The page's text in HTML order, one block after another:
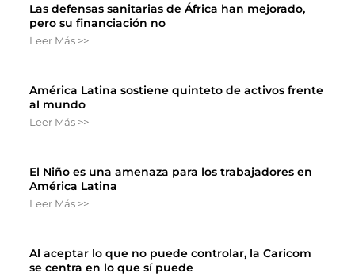
Las defensas sanitarias de África han mejorado,
pero su financiación no
Leer Más >>
América Latina sostiene quinteto de activos frente
al mundo
Leer Más >>
El Niño es una amenaza para los trabajadores en
América Latina
Leer Más >>
Al aceptar lo que no puede controlar, la Caricom
se centra en lo que sí puede